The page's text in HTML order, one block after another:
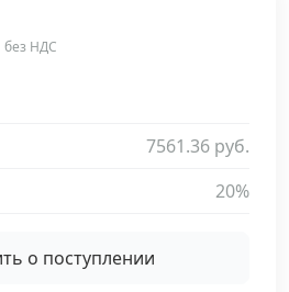
без НДС
7561.36 руб.
20%
о поступлении